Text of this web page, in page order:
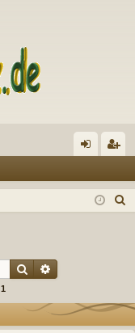
m ist
Suche
1